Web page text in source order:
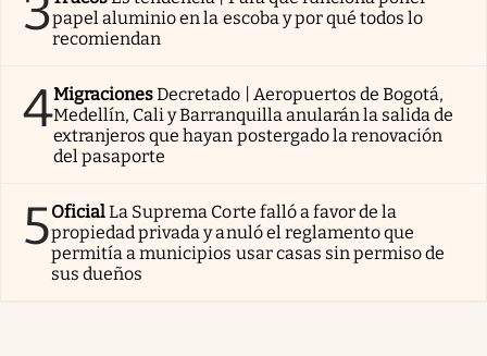
papel aluminio en la escoba y por qué todos lo
recomiendan
4MigracionesDecretado | Aeropuertos de Bogotá,
Medellín, Cali y Barranquilla anularán la salida de
extranjeros que hayan postergado la renovación
del pasaporte
5OficialLa Suprema Corte falló a favor de la
propiedad privada y anuló el reglamento que
permitía a municipios usar casas sin permiso de
sus dueños